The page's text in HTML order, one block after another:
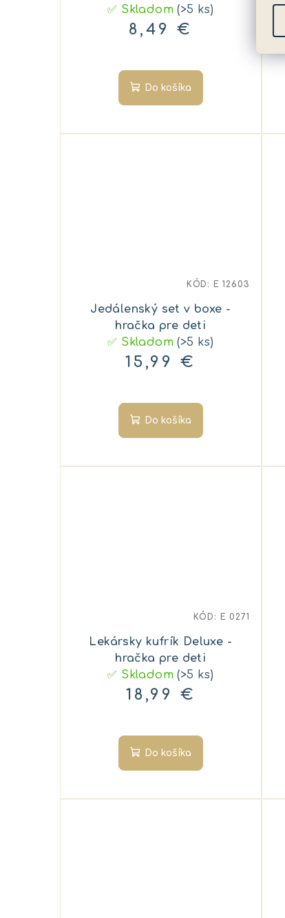
✅ Skladom(>5 ks)
8,49 €
Do košíka
Jedálenský set v boxe -
hračka pre deti
✅ Skladom(>5 ks)
15,99 €
Do košíka
KÓD: E 12603
Lekársky kufrík Deluxe -
hračka pre deti
✅ Skladom(>5 ks)
18,99 €
Do košíka
KÓD: E 0271